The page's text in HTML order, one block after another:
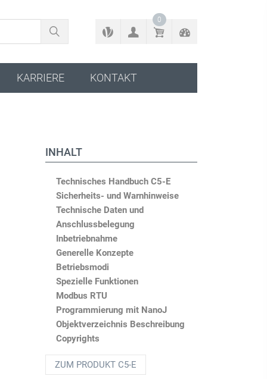
ZURÜCK ZUM KONFIGURATOR
0
KARRIERE KONTAKT
INHALT
Technisches Handbuch C5-E
Sicherheits- und Warnhinweise
Technische Daten und
Anschlussbelegung
Inbetriebnahme
Generelle Konzepte
Betriebsmodi
Spezielle Funktionen
Modbus RTU
Programmierung mit NanoJ
Objektverzeichnis Beschreibung
Copyrights
ZUM PRODUKT C5-E